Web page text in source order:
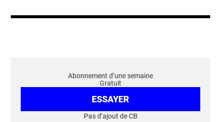
Abonnement d’une semaine
Gratuit
ESSAYER
Pas d’ajout de CB